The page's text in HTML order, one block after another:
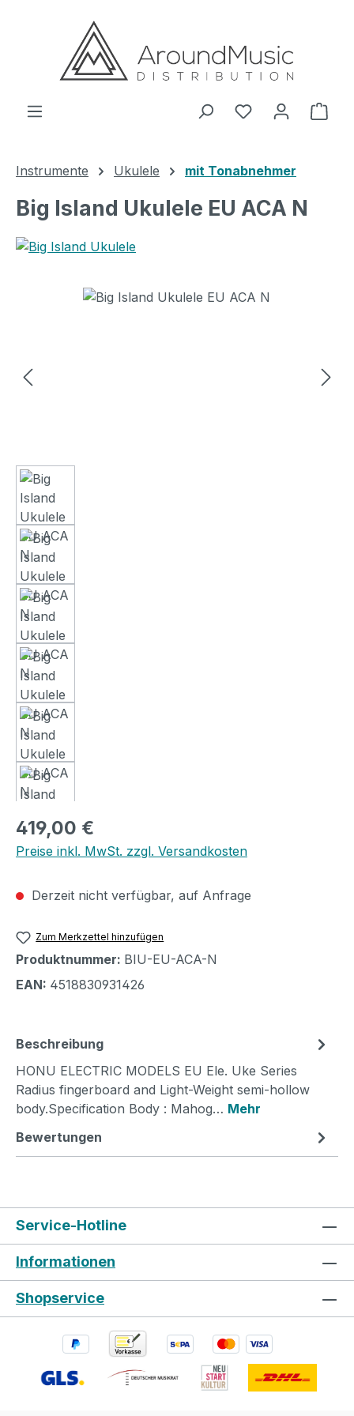
Zum Hauptinhalt springen
Instrumente Ukulele mit Tonabnehmer
Big Island Ukulele EU ACA N
Bildergalerie überspringen
Regulärer Preis:
419,00 €
Preise inkl. MwSt. zzgl. Versandkosten
Derzeit nicht verfügbar, auf Anfrage
Zum Merkzettel hinzufügen
Produktnummer: BIU-EU-ACA-N
EAN: 4518830931426
Beschreibung
HONU ELECTRIC MODELS EU Ele. Uke Series
Radius fingerboard and Light-Weight semi-hollow
body.Specification Body : Mahog… Mehr
Bewertungen
Service-Hotline
Informationen
Shopservice